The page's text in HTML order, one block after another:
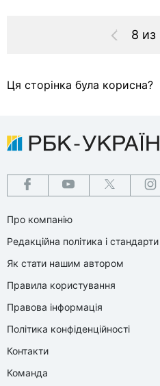
8 из
Ця сторінка була корисна?
Про компанію
Редакційна політика і стандарти
Як стати нашим автором
Правила користування
Правова інформація
Політика конфіденційності
Контакти
Команда